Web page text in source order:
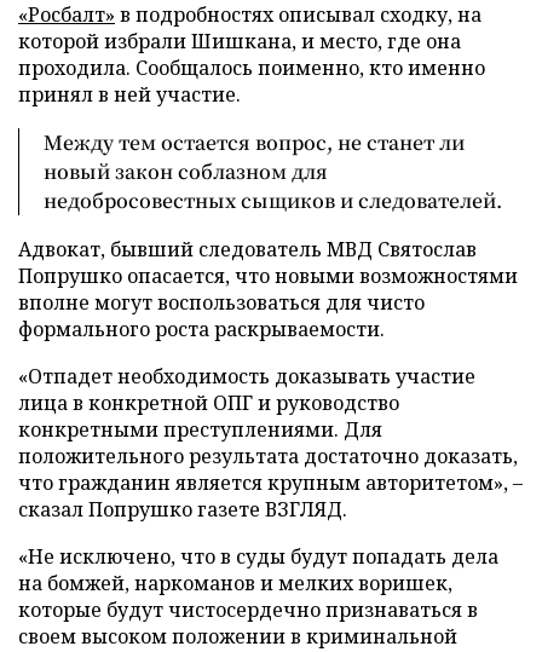
«Росбалт» в подробностях описывал сходку, на
которой избрали Шишкана, и место, где она
проходила. Сообщалось поименно, кто именно
принял в ней участие.
Между тем остается вопрос, не станет ли
новый закон соблазном для
недобросовестных сыщиков и следователей.
Адвокат, бывший следователь МВД Святослав
Попрушко опасается, что новыми возможностями
вполне могут воспользоваться для чисто
формального роста раскрываемости.
«Отпадет необходимость доказывать участие
лица в конкретной ОПГ и руководство
конкретными преступлениями. Для
положительного результата достаточно доказать,
что гражданин является крупным авторитетом», –
сказал Попрушко газете ВЗГЛЯД.
«Не исключено, что в суды будут попадать дела
на бомжей, наркоманов и мелких воришек,
которые будут чистосердечно признаваться в
своем высоком положении в криминальной